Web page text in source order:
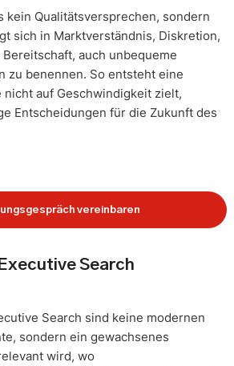
kein Qualitätsversprechen, sondern
sich in Marktverständnis, Diskretion,
auch unbequeme
zu benennen. So entsteht eine
nicht auf Geschwindigkeit zielt,
Entscheidungen für die Zukunft des
vereinbaren
Search
Search sind keine modernen
sondern ein gewachsenes
wird, wo